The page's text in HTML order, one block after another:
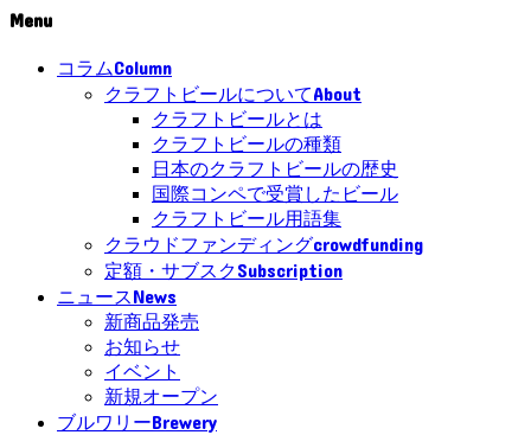
Menu
コラムColumn
クラフトビールについてAbout
クラフトビールとは
クラフトビールの種類
日本のクラフトビールの歴史
国際コンペで受賞したビール
クラフトビール用語集
クラウドファンディングcrowdfunding
定額・サブスクSubscription
ニュースNews
新商品発売
お知らせ
イベント
新規オープン
ブルワリーBrewery